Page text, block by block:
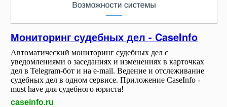
Мониторинг судебных дел - CaseInfo
Автоматический мониторинг судебных дел с
уведомлениями о заседаниях и изменениях в карточках
дел в Telegram-бот и на e-mail. Ведение и отслеживание
судебных дел в одном сервисе. Приложение CaseInfo -
must have для судебного юриста!
caseinfo.ru